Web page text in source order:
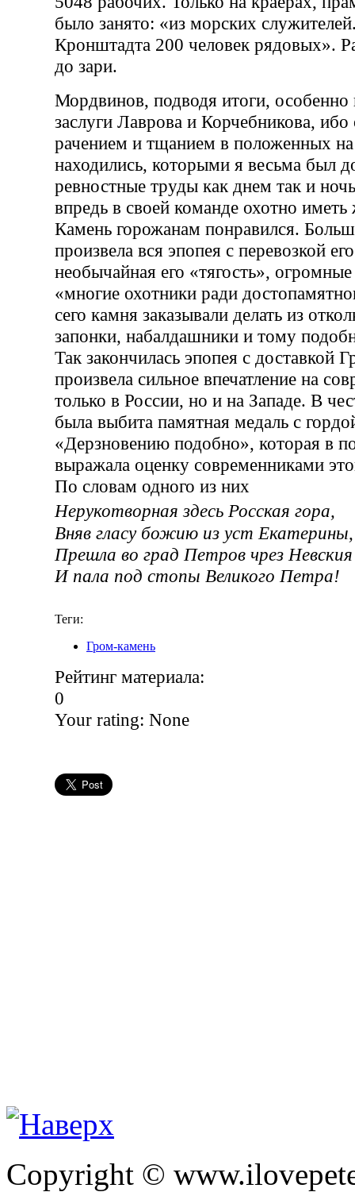
было занято: «из морских
Кронштадта 200 человек рядовых».
до зари.
Мордвинов, подводя итоги, особенно
заслуги Лаврова и Корчебникова,
рачением и тщанием в положенных
находились, которыми я весьма был
ревностные труды как днем так и
впредь в своей команде охотно
Камень горожанам понравился.
произвела вся эпопея с перевозкой
необычайная его «тягость»,
«многие охотники ради
сего камня заказывали делать из
запонки, набалдашники и тому
Так закончилась эпопея с доставкой
произвела сильное впечатление на
только в России, но и на Западе. В
была выбита памятная медаль с
«Дерзновению подобно», которая в
выражала оценку современниками
По словам одного из них
Нерукотворная здесь Росская гора,
Вняв гласу божию из уст Екатерины,
Прешла во град Петров чрез
И пала под стопы Великого Петра!
Теги:
Гром-камень
Рейтинг материала:
0
Your rating: None
Copyright ©